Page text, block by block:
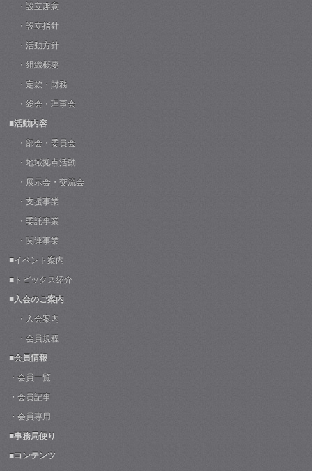
・設立趣意
・設立指針
・活動方針
・組織概要
・定款・財務
・総会・理事会
■活動内容
・部会・委員会
・地域拠点活動
・展示会・交流会
・支援事業
・委託事業
・関連事業
■イベント案内
■トピックス紹介
■入会のご案内
・入会案内
・会員規程
■会員情報
・会員一覧
・会員記事
・会員専用
■事務局便り
■コンテンツ